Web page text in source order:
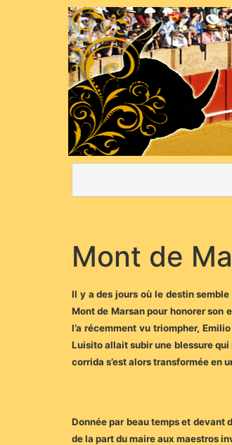
Mont de
Il y a des jours où le destin
Mont de Marsan pour honorer son
l’a récemment vu triompher,
Luisito allait subir une blessure qui
corrida s’est alors transformée en
Donnée par beau temps et devant
de la part du maire aux maestros